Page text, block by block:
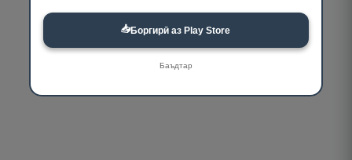
📥Боргирӣ аз Play Store
Баъдтар